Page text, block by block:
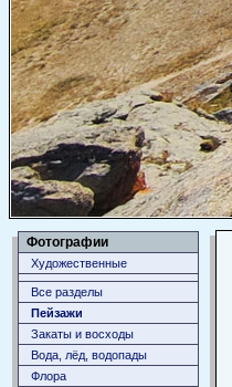
Фотографии
Художественные
Все разделы
Пейзажи
Закаты и восходы
Вода, лёд, водопады
Флора